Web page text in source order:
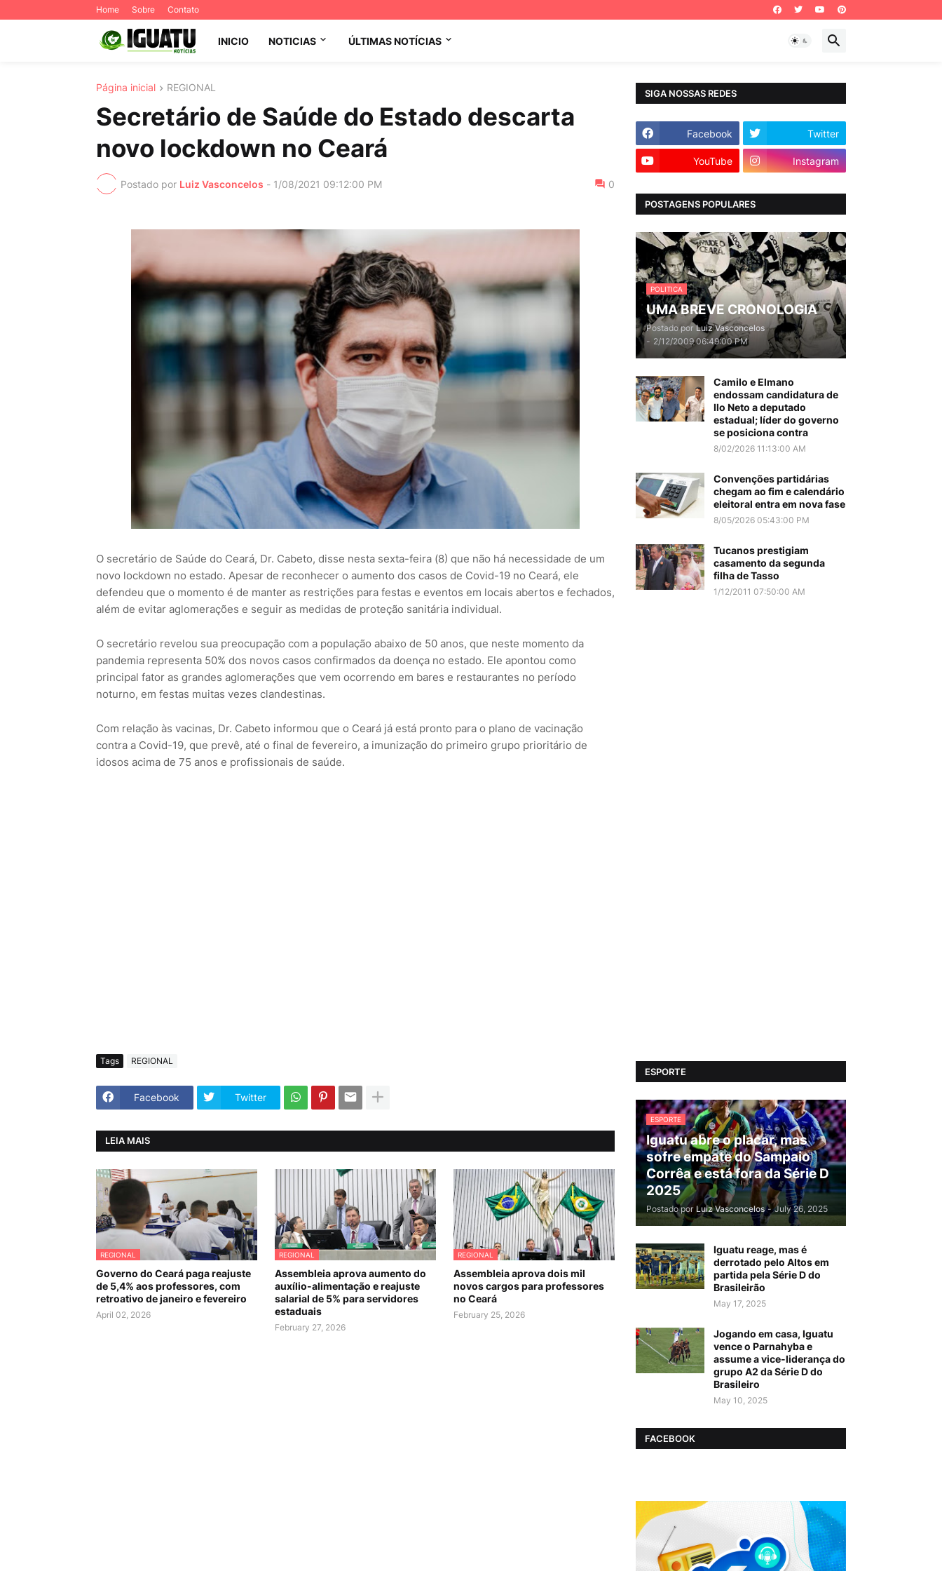
Home Sobre Contato
INICIO NOTICIAS ÚLTIMAS NOTÍCIAS
Página inicial REGIONAL
Secretário de Saúde do Estado descarta
novo lockdown no Ceará
Postado por Luiz Vasconcelos - 1/08/2021 09:12:00 PM 0
O secretário de Saúde do Ceará, Dr. Cabeto, disse nesta sexta-feira (8) que não há necessidade de um
novo lockdown no estado. Apesar de reconhecer o aumento dos casos de Covid-19 no Ceará, ele
defendeu que o momento é de manter as restrições para festas e eventos em locais abertos e fechados,
além de evitar aglomerações e seguir as medidas de proteção sanitária individual.
O secretário revelou sua preocupação com a população abaixo de 50 anos, que neste momento da
pandemia representa 50% dos novos casos confirmados da doença no estado. Ele apontou como
principal fator as grandes aglomerações que vem ocorrendo em bares e restaurantes no período
noturno, em festas muitas vezes clandestinas.
Com relação às vacinas, Dr. Cabeto informou que o Ceará já está pronto para o plano de vacinação
contra a Covid-19, que prevê, até o final de fevereiro, a imunização do primeiro grupo prioritário de
idosos acima de 75 anos e profissionais de saúde.
Tags REGIONAL
Facebook Twitter
LEIA MAIS
REGIONAL
Governo do Ceará paga reajuste
de 5,4% aos professores, com
retroativo de janeiro e fevereiro
April 02, 2026
REGIONAL
Assembleia aprova aumento do
auxílio-alimentação e reajuste
salarial de 5% para servidores
estaduais
February 27, 2026
REGIONAL
Assembleia aprova dois mil
novos cargos para professores
no Ceará
February 25, 2026
SIGA NOSSAS REDES
Facebook Twitter
YouTube Instagram
POSTAGENS POPULARES
POLITICA
UMA BREVE CRONOLOGIA
Postado por Luiz Vasconcelos
- 2/12/2009 06:49:00 PM
Camilo e Elmano
endossam candidatura de
Ilo Neto a deputado
estadual; líder do governo
se posiciona contra
8/02/2026 11:13:00 AM
Convenções partidárias
chegam ao fim e calendário
eleitoral entra em nova fase
8/05/2026 05:43:00 PM
Tucanos prestigiam
casamento da segunda
filha de Tasso
1/12/2011 07:50:00 AM
ESPORTE
ESPORTE
Iguatu abre o placar, mas
sofre empate do Sampaio
Corrêa e está fora da Série D
2025
Postado por Luiz Vasconcelos - July 26, 2025
Iguatu reage, mas é
derrotado pelo Altos em
partida pela Série D do
Brasileirão
May 17, 2025
Jogando em casa, Iguatu
vence o Parnahyba e
assume a vice-liderança do
grupo A2 da Série D do
Brasileiro
May 10, 2025
FACEBOOK